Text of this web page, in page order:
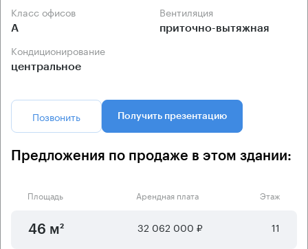
Класс офисов
А
Вентиляция
приточно-вытяжная
Кондиционирование
центральное
Позвонить Получить презентацию
Предложения по продаже в этом здании:
Площадь Арендная плата Этаж
46 м² 32 062 000 ₽ 11